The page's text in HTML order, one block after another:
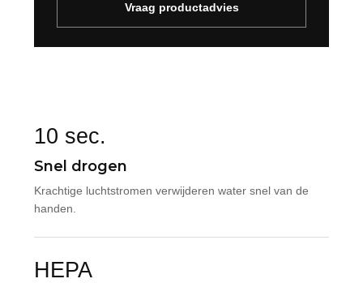
Vraag productadvies
10 sec.
Snel drogen
Krachtige luchtstromen verwijderen water snel van de
handen.
HEPA